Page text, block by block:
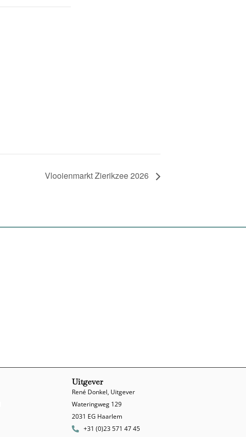
Vlooienmarkt Zierikzee 2026
Uitgever
René Donkel, Uitgever
Wateringweg 129
2031 EG Haarlem
+31 (0)23 571 47 45